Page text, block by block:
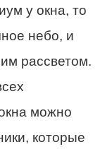
у окна, то
небо, и
рассветом.
можно
которые